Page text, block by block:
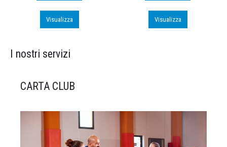
I nostri servizi
CARTA CLUB